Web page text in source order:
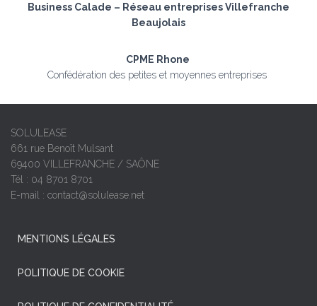
Business Calade – Réseau entreprises Villefranche
Beaujolais
CPME Rhone
Confédération des petites et moyennes entreprises
SOLULEASE
661 rue Benoît Mulsant
69400 VILLEFRANCHE / SAÔNE
Tél : 04 8701 8701
E-mail : contact@solulease.net
MENTIONS LÉGALES
POLITIQUE DE COOKIE